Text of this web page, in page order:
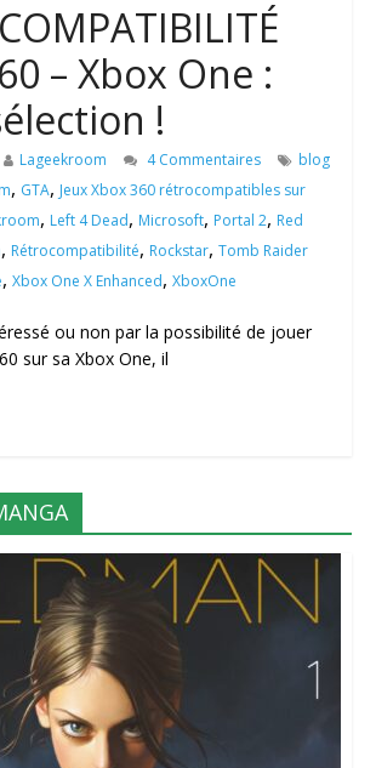
– Xbox One :
!
Lageekroom 4 Commentaires
blog
, GTA, Jeux Xbox 360 rétrocompatibles sur
, Left 4 Dead, Microsoft, Portal 2, Red
, Rétrocompatibilité, Rockstar, Tomb Raider
, Xbox One X Enhanced, XboxOne
ou non par la possibilité de jouer
sur sa Xbox One, il